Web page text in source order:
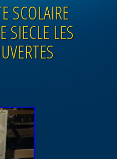
SCOLAIRE
SIECLE LES